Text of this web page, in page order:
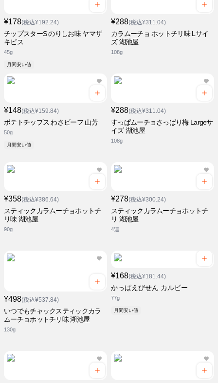
¥178(税込¥192.24)
チップスターS のりしお味 ヤマザ
キビス
45g
月間安い値
¥288(税込¥311.04)
カラムーチョ ホットチリ味 Lサイ
ズ 湖池屋
108g
¥148(税込¥159.84)
ポテトチップス わさビーフ 山芳
50g
月間安い値
¥288(税込¥311.04)
すっぱムーチョさっぱり梅 Largeサ
イズ 湖池屋
108g
¥358(税込¥386.64)
スティックカラムーチョホットチ
リ味 湖池屋
90g
¥278(税込¥300.24)
スティックカラムーチョホットチ
リ 湖池屋
4連
¥498(税込¥537.84)
いつでもチャックスティックカラ
ムーチョホットチリ味 湖池屋
130g
¥168(税込¥181.44)
かっぱえびせん カルビー
77g
月間安い値